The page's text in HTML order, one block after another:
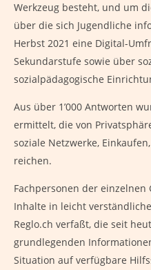
Werkzeug besteht, und um
über die sich Jugendliche
Herbst 2021 eine Digital-
Sekundarstufe sowie über
sozialpädagogische
Aus über 1’000 Antworten
ermittelt, die von
soziale Netzwerke,
reichen.
Fachpersonen der
Inhalte in leicht
Reglo.ch verfaßt, die seit
grundlegenden
Situation auf verfügbare